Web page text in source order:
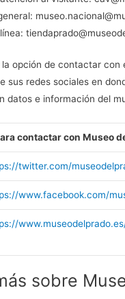
la opción de contactar con
sus redes sociales en
datos e información del
contactar con Museo
twitter.com/
www.facebook.com/
sobre